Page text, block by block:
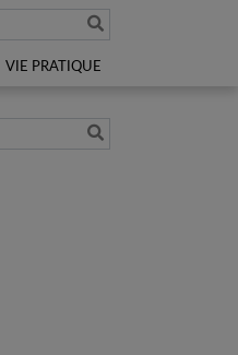
VIE PRATIQUE